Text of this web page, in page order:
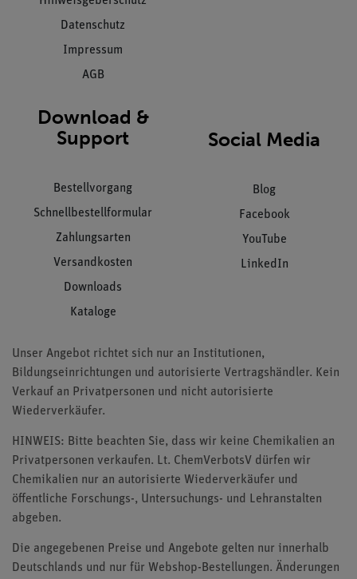
Datenschutz
Impressum
AGB
Download &
Support
Bestellvorgang
Schnellbestellformular
Zahlungsarten
Versandkosten
Downloads
Kataloge
Social Media
Blog
Facebook
YouTube
LinkedIn
Unser Angebot richtet sich nur an Institutionen,
Bildungseinrichtungen und autorisierte Vertragshändler. Kein
Verkauf an Privatpersonen und nicht autorisierte
Wiederverkäufer.
HINWEIS: Bitte beachten Sie, dass wir keine Chemikalien an
Privatpersonen verkaufen. Lt. ChemVerbotsV dürfen wir
Chemikalien nur an autorisierte Wiederverkäufer und
öffentliche Forschungs-, Untersuchungs- und Lehranstalten
abgeben.
Die angegebenen Preise und Angebote gelten nur innerhalb
Deutschlands und nur für Webshop-Bestellungen. Änderungen